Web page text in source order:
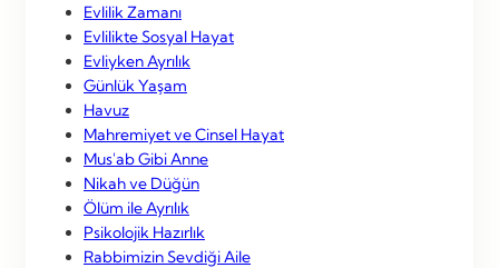
Evlilik Zamanı
Evlilikte Sosyal Hayat
Evliyken Ayrılık
Günlük Yaşam
Havuz
Mahremiyet ve Cinsel Hayat
Mus'ab Gibi Anne
Nikah ve Düğün
Ölüm ile Ayrılık
Psikolojik Hazırlık
Rabbimizin Sevdiği Aile